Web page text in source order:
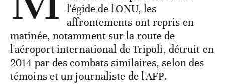
l'égide de l'ONU, les
affrontements ont repris en
matinée, notamment sur la route de
l'aéroport international de Tripoli, détruit en
2014 par des combats similaires, selon des
témoins et un journaliste de l'AFP.